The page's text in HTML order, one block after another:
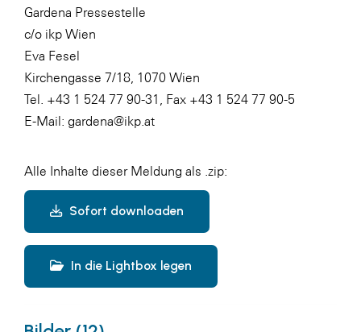
Gardena Pressestelle
c/o ikp Wien
Eva Fesel
Kirchengasse 7/18, 1070 Wien
Tel. +43 1 524 77 90-31, Fax +43 1 524 77 90-5
E-Mail: gardena@ikp.at
Alle Inhalte dieser Meldung als .zip:
Sofort downloaden
In die Lightbox legen